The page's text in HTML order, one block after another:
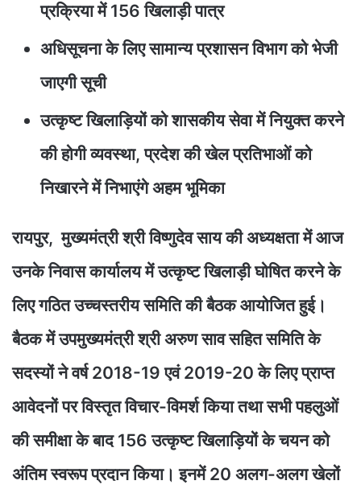
प्रक्रिया में 156 खिलाड़ी पात्र
अधिसूचना के लिए सामान्य प्रशासन विभाग को भेजी
जाएगी सूची
उत्कृष्ट खिलाड़ियों को शासकीय सेवा में नियुक्त करने
की होगी व्यवस्था, प्रदेश की खेल प्रतिभाओं को
निखारने में निभाएंगे अहम भूमिका
रायपुर, मुख्यमंत्री श्री विष्णुदेव साय की अध्यक्षता में आज
उनके निवास कार्यालय में उत्कृष्ट खिलाड़ी घोषित करने के
लिए गठित उच्चस्तरीय समिति की बैठक आयोजित हुई।
बैठक में उपमुख्यमंत्री श्री अरुण साव सहित समिति के
सदस्यों ने वर्ष 2018-19 एवं 2019-20 के लिए प्राप्त
आवेदनों पर विस्तृत विचार-विमर्श किया तथा सभी पहलुओं
की समीक्षा के बाद 156 उत्कृष्ट खिलाड़ियों के चयन को
अंतिम स्वरूप प्रदान किया। इनमें 20 अलग-अलग खेलों